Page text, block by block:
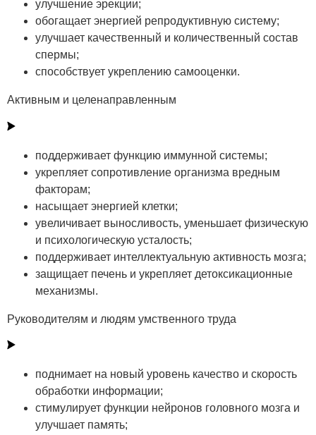
улучшение эрекции;
обогащает энергией репродуктивную систему;
улучшает качественный и количественный состав
спермы;
способствует укреплению самооценки.
Активным и целенаправленным
поддерживает функцию иммунной системы;
укрепляет сопротивление организма вредным
факторам;
насыщает энергией клетки;
увеличивает выносливость, уменьшает физическую
и психологическую усталость;
поддерживает интеллектуальную активность мозга;
защищает печень и укрепляет детоксикационные
механизмы.
Руководителям и людям умственного труда
поднимает на новый уровень качество и скорость
обработки информации;
стимулирует функции нейронов головного мозга и
улучшает память;